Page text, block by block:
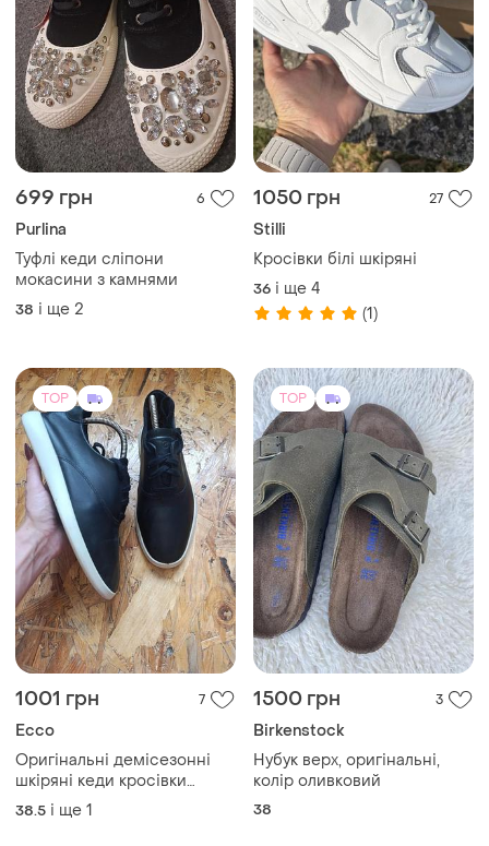
699 грн 6
Purlina
Туфлі кеди сліпони
мокасини з камнями
38 і ще 2
1050 грн 27
Stilli
Кросівки білі шкіряні
36 і ще 4
(1)
TOP
1001 грн 7
Ecco
Оригінальні демісезонні
шкіряні кеди кросівки
жіночі ecco minimalist
38.5 і ще 1
TOP
1500 грн 3
Birkenstock
Нубук верх, оригінальні,
колір оливковий
38